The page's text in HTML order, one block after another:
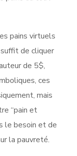
pains virtuels
de cliquer
de 5$,
ces
mais
“pain et
le besoin et de
la pauvreté.